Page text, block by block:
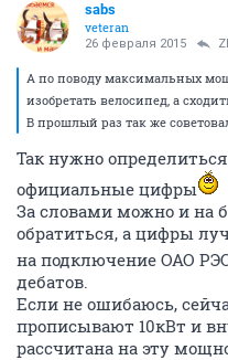
sabs
veteran
26 февраля 2015
А по поводу максимальных
изобретать велосипед, а
В прошлый раз так же
Так нужно
официальные цифры
За словами можно и на
обратиться, а цифры
на подключение ОАО
дебатов.
Если не ошибаюсь,
прописывают 10кВт и
рассчитана на эту